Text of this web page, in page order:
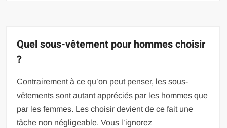
Quel sous-vêtement pour hommes choisir
?
Contrairement à ce qu’on peut penser, les sous-
vêtements sont autant appréciés par les hommes que
par les femmes. Les choisir devient de ce fait une
tâche non négligeable. Vous l’ignorez